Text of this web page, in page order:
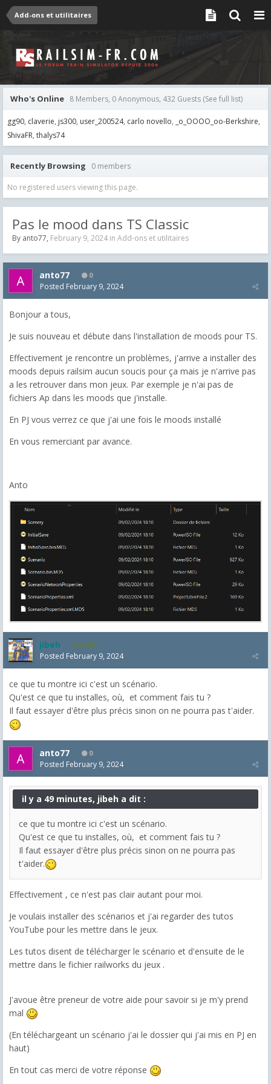
Add-ons et utilitaires
Who's Online 8 Members, 0 Anonymous, 432 Guests (See full list)
gg90 claverie js300 user_200524 carlo novello
_o_OOOO_oo-Berkshire
ShivaFR thalys74
Recently Browsing 0 members
No registered users viewing this page.
Pas le mood dans TS Classic
By anto77, February 9, 2024 in Add-ons et utilitaires
anto77 0
Posted February 9, 2024
Bonjour a tous,
Je suis nouveau et débute dans l'installation de moods pour TS.
Effectivement je rencontre un problèmes, j'arrive a installer des
moods depuis railsim aucun soucis pour ça mais je n'arrive pas
a les retrouver dans mon jeux. Par exemple je n'ai pas de
fichiers Ap dans les moods que j'installe.
En PJ vous verrez ce que j'ai une fois le moods installé
En vous remerciant par avance.
Anto
jibeh 5,466
Posted February 9, 2024
ce que tu montre ici c'est un scénario.
Qu'est ce que tu installes, où, et comment fais tu ?
Il faut essayer d'être plus précis sinon on ne pourra pas t'aider.
anto77 0
Posted February 9, 2024
il y a 49 minutes, jibeh a dit :
ce que tu montre ici c'est un scénario.
Qu'est ce que tu installes, où, et comment fais tu ?
Il faut essayer d'être plus précis sinon on ne pourra pas
t'aider.
Effectivement , ce n'est pas clair autant pour moi.
Je voulais installer des scénarios et j'ai regarder des tutos
YouTube pour les mettre dans le jeux.
Les tutos disent de télécharger le scénario et d'ensuite de le
mettre dans le fichier railworks du jeux .
J'avoue être preneur de votre aide pour savoir si je m'y prend
mal
(En téléchargeant un scénario j'ai le dossier qui j'ai mis en PJ en
haut)
En tout cas merci de votre réponse